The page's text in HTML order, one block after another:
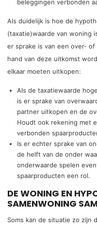
beleggingen verbonden
Als duidelijk is hoe de
(taxatie)waarde van woning
er sprake is van een over-
hand van deze uitkomst
elkaar moeten uitkopen:
Als de taxatiewaarde
is er sprake van
partner uitkopen en de
Houdt ook rekening met
verbonden
Is er echter sprake van
de helft van de onder
onderwaarde spelen
spaarproducten een rol.
DE WONING EN
SAMENWONING
Soms kan de situatie zo zijn